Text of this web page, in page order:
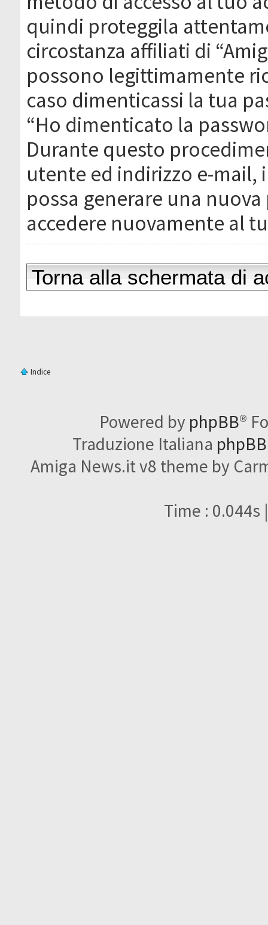
quindi proteggila
circostanza affiliati di
possono legittimamente
caso dimenticassi la tua
“Ho dimenticato la
Durante questo
utente ed indirizzo e-mail,
possa generare una
accedere nuovamente al
Torna alla schermata di
Indice
Powered by phpBB®
Traduzione Italiana
Amiga News.it v8 theme by
Time : 0.044s